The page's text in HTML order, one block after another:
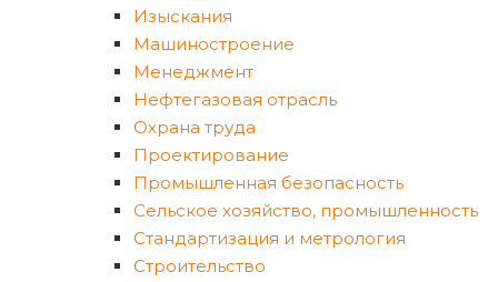
Изыскания
Машиностроение
Менеджмент
Нефтегазовая отрасль
Охрана труда
Проектирование
Промышленная безопасность
Сельское хозяйство, промышленность
Стандартизация и метрология
Строительство